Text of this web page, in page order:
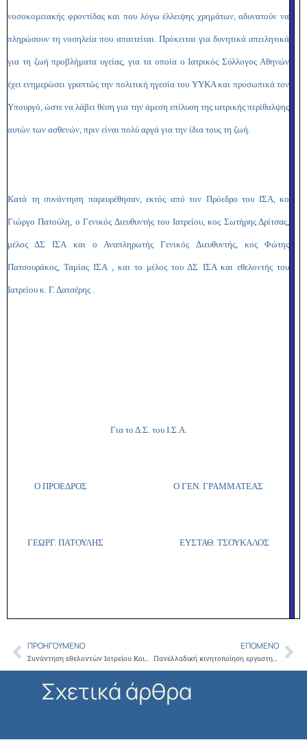
νοσοκομειακής φροντίδας και που λόγω έλλειψης χρημάτων, αδυνατούν να
πληρώσουν τη νοσηλεία που απαιτείται. Πρόκειται για δυνητικά απειλητικά
για τη ζωή προβλήματα υγείας, για τα οποία ο Ιατρικός Σύλλογος Αθηνών
έχει ενημερώσει γραπτώς την πολιτική ηγεσία του ΥΥΚΑ και προσωπικά τον
Υπουργό, ώστε να λάβει θέση για την άμεση επίλυση της ιατρικής περίθαλψης
αυτών των ασθενών, πριν είναι πολύ αργά για την ίδια τους τη ζωή.
Κατά τη συνάντηση παρευρέθησαν, εκτός από τον Πρόεδρο του ΙΣΑ, κο
Γιώργο Πατούλη, ο Γενικός Διευθυντής του Ιατρείου, κος Σωτήρης Δρίτσας,
μέλος ΔΣ ΙΣΑ και ο Αναπληρωτής Γενικός Διευθυντής, κος Φώτης
Πατσουράκος, Ταμίας ΙΣΑ , και το μέλος του ΔΣ ΙΣΑ και εθελοντής του
Ιατρείου κ. Γ. Δατσέρης .
Για το Δ.Σ. του Ι.Σ.Α.
Ο ΠΡΟΕΔΡΟΣ Ο ΓΕΝ. ΓΡΑΜΜΑΤΕΑΣ
ΓΕΩΡΓ. ΠΑΤΟΥΛΗΣ ΕΥΣΤΑΘ. ΤΣΟΥΚΑΛΟΣ
Prev
ΠΡΟΗΓΟΎΜΕΝΟ
Συνάντηση εθελοντών Ιατρείου Κοινωνικής Αποστολής
ΕΠΌΜΕΝΟ
Πανελλαδική κινητοποίηση εργαστηριακών γιατρών με τη στήριξη του Ι.Σ.Α.
Σχετικά άρθρα